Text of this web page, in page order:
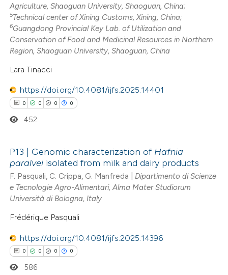
how this article has been
atscite.ai
shows how a scientific paper
been cited by providing the
describing whether
mentions, or contrasts
claim, and a label
was made.
Agriculture, Shaoguan University, Shaoguan, China;
5Technical center of Xining Customs, Xining, China;
6Guangdong Provincial Key Lab. of Utilization and
Conservation of Food and Medicinal Resources in Northern
Region, Shaoguan University, Shaoguan, China
Lara Tinacci
https://doi.org/10.4081/ijfs.2025.14401
0 0 0 0
Supporting
Mentioning
Contrasting
how this article has been
452
P13 | Genomic characterization of Hafnia
paralvei isolated from milk and dairy products
F. Pasquali, C. Crippa, G. Manfreda | Dipartimento di Scienze
e Tecnologie Agro-Alimentari, Alma Mater Studiorum
Università di Bologna, Italy
Frédérique Pasquali
https://doi.org/10.4081/ijfs.2025.14396
0 0 0 0
586